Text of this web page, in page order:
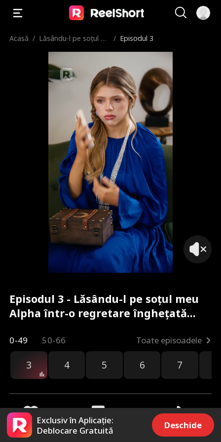
Acasă / Lăsându-l pe soțul m
/ Episodul 3
Episodul 3 - Lăsându-l pe soțul meu
Alpha într-o regretare înghețată
0-49 50-66 Toate episoadele
3 4 5 6 7
1.1k 8.9k Distribuie
Exclusiv în Aplicație:
Deblocare Gratuită
Deschide